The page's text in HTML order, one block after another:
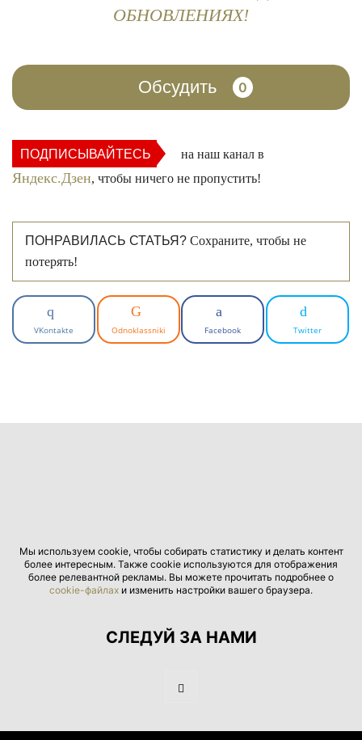
ОБНОВЛЕНИЯХ!
Обсудить 0
ПОДПИСЫВАЙТЕСЬ на наш канал в
Яндекс.Дзен, чтобы ничего не пропустить!
ПОНРАВИЛАСЬ СТАТЬЯ? Сохраните, чтобы не
потерять!
VKontakte Odnoklassniki Facebook Twitter
Мы используем cookie, чтобы собирать статистику и делать контент
более интересным. Также cookie используются для отображения
более релевантной рекламы. Вы можете прочитать подробнее о
cookie-файлах и изменить настройки вашего браузера.
СЛЕДУЙ ЗА НАМИ